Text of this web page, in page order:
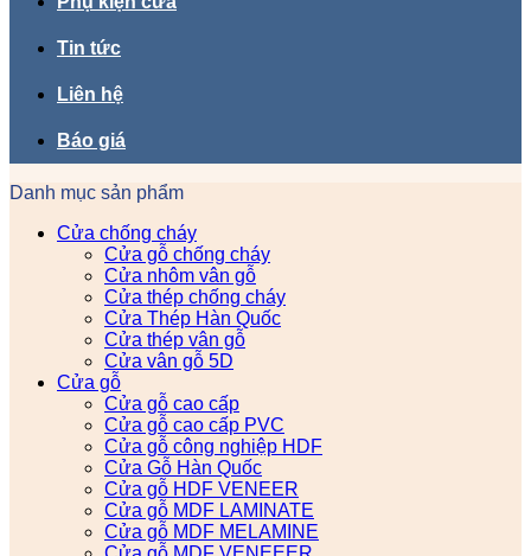
Tin tức
Liên hệ
Báo giá
Danh mục sản phẩm
Cửa chống cháy
Cửa gỗ chống cháy
Cửa nhôm vân gỗ
Cửa thép chống cháy
Cửa Thép Hàn Quốc
Cửa thép vân gỗ
Cửa vân gỗ 5D
Cửa gỗ
Cửa gỗ cao cấp
Cửa gỗ cao cấp PVC
Cửa gỗ công nghiệp HDF
Cửa Gỗ Hàn Quốc
Cửa gỗ HDF VENEER
Cửa gỗ MDF LAMINATE
Cửa gỗ MDF MELAMINE